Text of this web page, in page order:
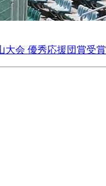
大会 優秀応援団賞受賞